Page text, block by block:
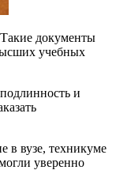
документы
учебных
и
в вузе, техникуме
уверенно